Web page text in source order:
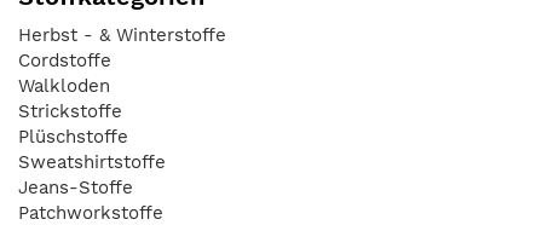
Herbst - & Winterstoffe
Cordstoffe
Walkloden
Strickstoffe
Plüschstoffe
Sweatshirtstoffe
Jeans-Stoffe
Patchworkstoffe